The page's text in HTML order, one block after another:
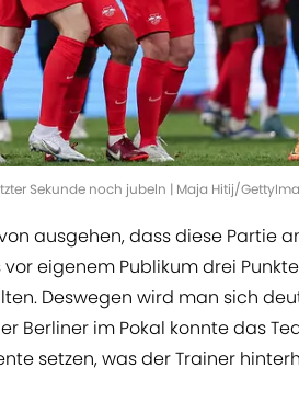
Sekunde noch jubeln | Maja Hitij/
ausgehen, dass diese Partie
eigenem Publikum drei
Deswegen wird man sich
Berliner im Pokal konnte das
setzen, was der Trainer